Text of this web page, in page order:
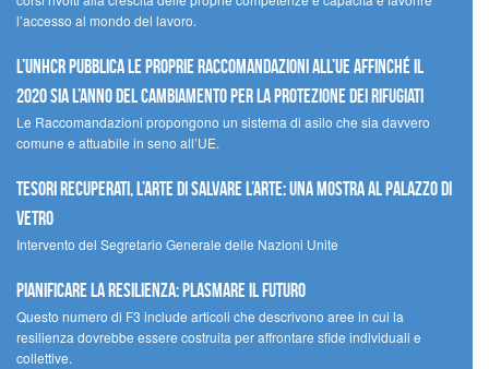
l’accesso al mondo del lavoro.
L’UNHCR pubblica le proprie raccomandazioni all’UE affinché il
2020 sia l’anno del cambiamento per la protezione dei rifugiati
Le Raccomandazioni propongono un sistema di asilo che sia davvero
comune e attuabile in seno all’UE.
Tesori recuperati, l’arte di salvare l’arte: una mostra al Palazzo di
Vetro
Intervento del Segretario Generale delle Nazioni Unite
Pianificare la resilienza: plasmare il futuro
Questo numero di F3 include articoli che descrivono aree in cui la
resilienza dovrebbe essere costruita per affrontare sfide individuali e
collettive.